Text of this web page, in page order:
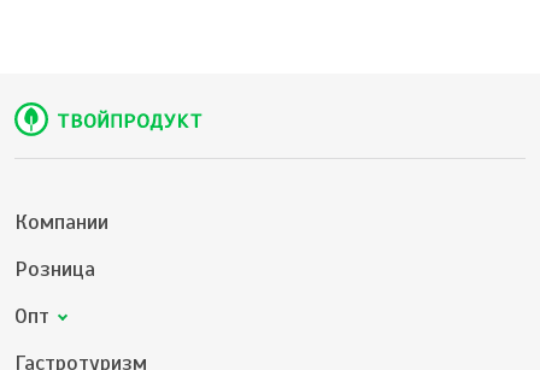
Компании
Розница
Опт
Гастротуризм